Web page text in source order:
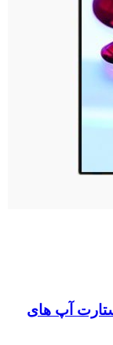
آپ های